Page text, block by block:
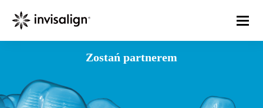
Zostań partnerem